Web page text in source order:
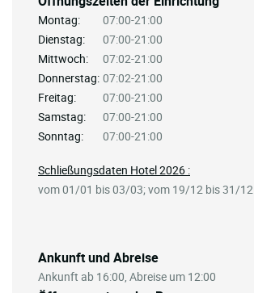
Montag:
07:00-21:00
Dienstag:
07:00-21:00
Mittwoch:
07:02-21:00
Donnerstag: 07:02-21:00
Freitag:
07:00-21:00
Samstag:
07:00-21:00
Sonntag:
07:00-21:00
Ankunft und Abreise
Ankunft ab 16:00, Abreise um 12:00
Schließungsdaten Hotel 2026 :
vom 01/01 bis 03/03; vom 19/12 bis 31/12